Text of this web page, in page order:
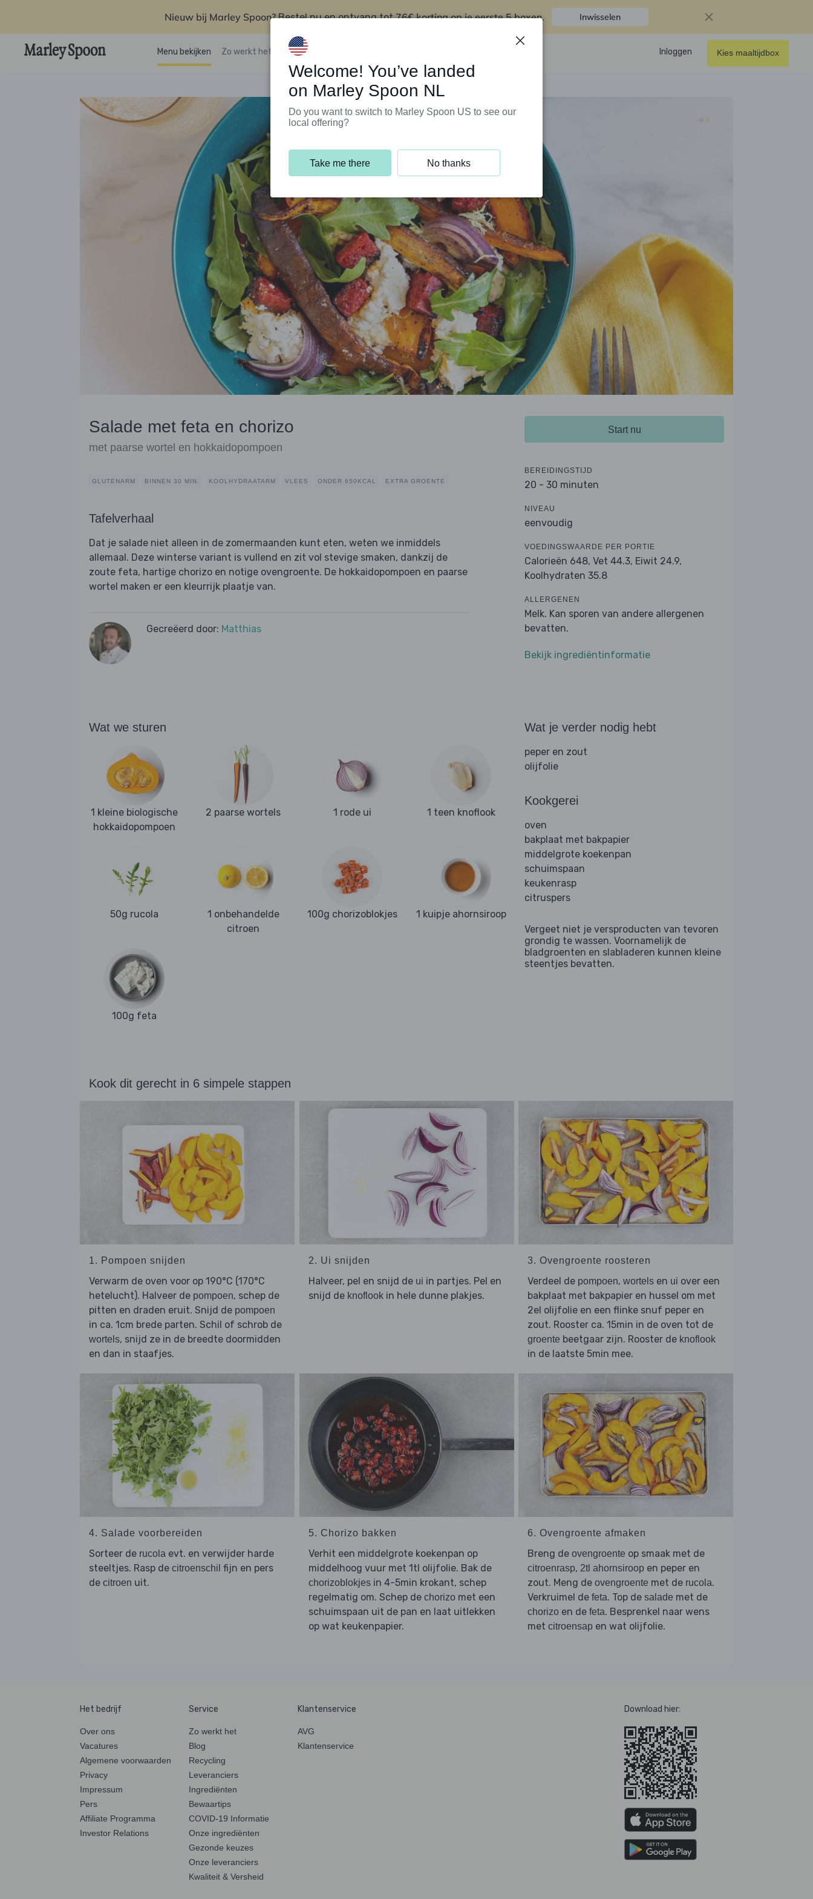
Nieuw bij Marley Spoon?Bestel nu en ontvang tot76€ korting op je eerste 5 boxen. Inwisselen
Menu bekijken Zo werkt het Klantenservice Inloggen Kies maaltijdbox
Salade met feta en chorizo
met paarse wortel en hokkaidopompoen
GLUTENARM BINNEN 30 MIN. KOOLHYDRAATARM VLEES ONDER 650KCAL EXTRA GROENTE
Tafelverhaal
Dat je salade niet alleen in de zomermaanden kunt eten, weten we inmiddels
allemaal. Deze winterse variant is vullend en zit vol stevige smaken, dankzij de
zoute feta, hartige chorizo en notige ovengroente. De hokkaidopompoen en paarse
wortel maken er een kleurrijk plaatje van.
Gecreëerd door: Matthias
Start nu
BEREIDINGSTIJD
20 - 30 minuten
NIVEAU
eenvoudig
VOEDINGSWAARDE PER PORTIE
Calorieën 648, Vet 44.3, Eiwit 24.9,
Koolhydraten 35.8
ALLERGENEN
Melk. Kan sporen van andere allergenen
bevatten.
Bekijk ingrediëntinformatie
Wat we sturen
1 kleine biologische
hokkaidopompoen
2 paarse wortels 1 rode ui 1 teen knoflook
50g rucola
1 onbehandelde
citroen
100g chorizoblokjes 1 kuipje ahornsiroop
100g feta
Wat je verder nodig hebt
peper en zout
olijfolie
Kookgerei
oven
bakplaat met bakpapier
middelgrote koekenpan
schuimspaan
keukenrasp
citruspers
Vergeet niet je versproducten van tevoren
grondig te wassen. Voornamelijk de
bladgroenten en slabladeren kunnen kleine
steentjes bevatten.
Kook dit gerecht in 6 simpele stappen
1. Pompoen snijden
Verwarm de oven voor op 190°C (170°C
hetelucht). Halveer de pompoen, schep de
pitten en draden eruit. Snijd de pompoen
in ca. 1cm brede parten. Schil of schrob de
wortels, snijd ze in de breedte doormidden
en dan in staafjes.
2. Ui snijden
Halveer, pel en snijd de ui in partjes. Pel en
snijd de knoflookin hele dunne plakjes.
3. Ovengroente roosteren
Verdeel de pompoen, wortels en ui over een
bakplaat met bakpapier en hussel om met
2el olijfolie en een flinke snuf peper en
zout. Rooster ca. 15min in de oven tot de
groente beetgaar zijn. Rooster de knoflook
in de laatste 5min mee.
4. Salade voorbereiden
Sorteer de rucola evt. en verwijder harde
steeltjes. Rasp de citroenschil fijn en pers
de citroen uit.
5. Chorizo bakken
Verhit een middelgrote koekenpan op
middelhoog vuur met 1tl olijfolie. Bak de
chorizoblokjesin 4-5min krokant, schep
regelmatig om. Schep de chorizomet een
schuimspaan uit de pan en laat uitlekken
op wat keukenpapier.
6. Ovengroente afmaken
Breng de ovengroente op smaak met de
citroenrasp, 2tl ahornsiroop en peper en
zout. Meng de ovengroente met de rucola.
Verkruimel de feta. Top de salade met de
chorizo en de feta. Besprenkel naar wens
met citroensap en wat olijfolie.
Het bedrijf
Over ons
Vacatures
Algemene voorwaarden
Privacy
Impressum
Pers
Affiliate Programma
Investor Relations
Service
Zo werkt het
Blog
Recycling
Leveranciers
Ingrediënten
Bewaartips
COVID-19 Informatie
Onze ingrediënten
Gezonde keuzes
Onze leveranciers
Kwaliteit & Versheid
Klantenservice
AVG
Klantenservice
Download hier:
Welcome! You’ve landed
on Marley Spoon NL
Do you want to switch to Marley Spoon US to see our
local offering?
Take me there No thanks